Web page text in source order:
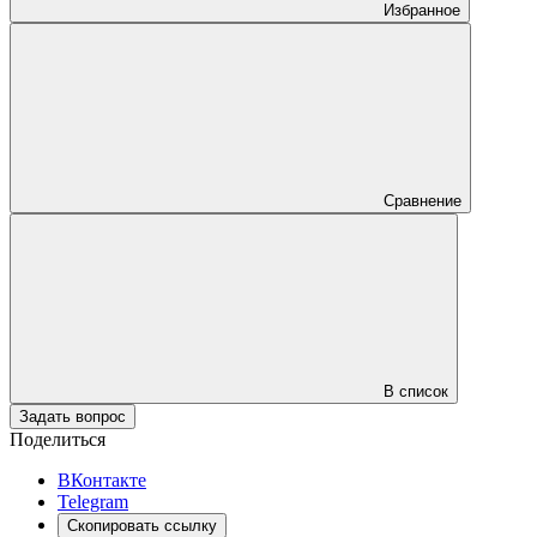
Избранное
Сравнение
В список
Задать вопрос
Поделиться
ВКонтакте
Telegram
Скопировать ссылку